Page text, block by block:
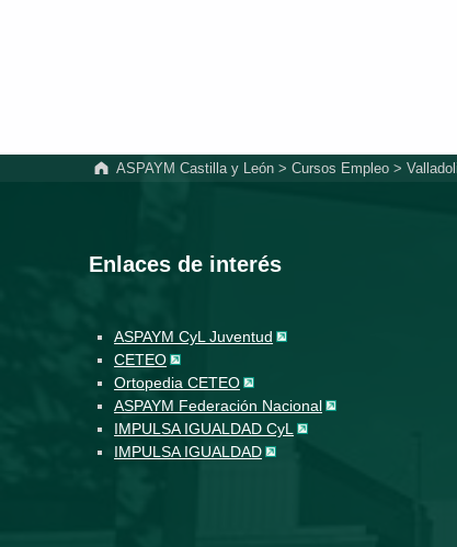
ASPAYM Castilla y León> Cursos Empleo>
Enlaces de interés
ASPAYM CyL Juventud
CETEO
Ortopedia CETEO
ASPAYM Federación Nacional
IMPULSA IGUALDAD CyL
IMPULSA IGUALDAD